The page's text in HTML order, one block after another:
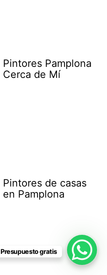
Pintores Pamplona
Cerca de Mí
Pintores de casas
en Pamplona
Presupuesto gratis